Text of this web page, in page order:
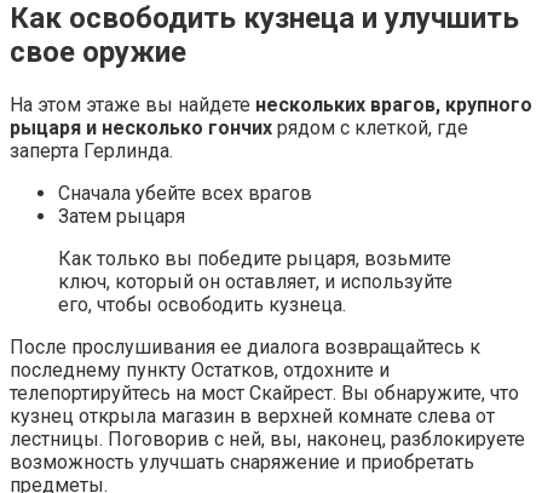
Как освободить кузнеца и улучшить
свое оружие
На этом этаже вы найдете нескольких врагов, крупного
рыцаря и несколько гончих рядом с клеткой, где
заперта Герлинда.
Сначала убейте всех врагов
Затем рыцаря
Как только вы победите рыцаря, возьмите
ключ, который он оставляет, и используйте
его, чтобы освободить кузнеца.
После прослушивания ее диалога возвращайтесь к
последнему пункту Остатков, отдохните и
телепортируйтесь на мост Скайрест. Вы обнаружите, что
кузнец открыла магазин в верхней комнате слева от
лестницы. Поговорив с ней, вы, наконец, разблокируете
возможность улучшать снаряжение и приобретать
предметы.